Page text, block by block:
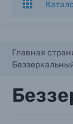
Главная